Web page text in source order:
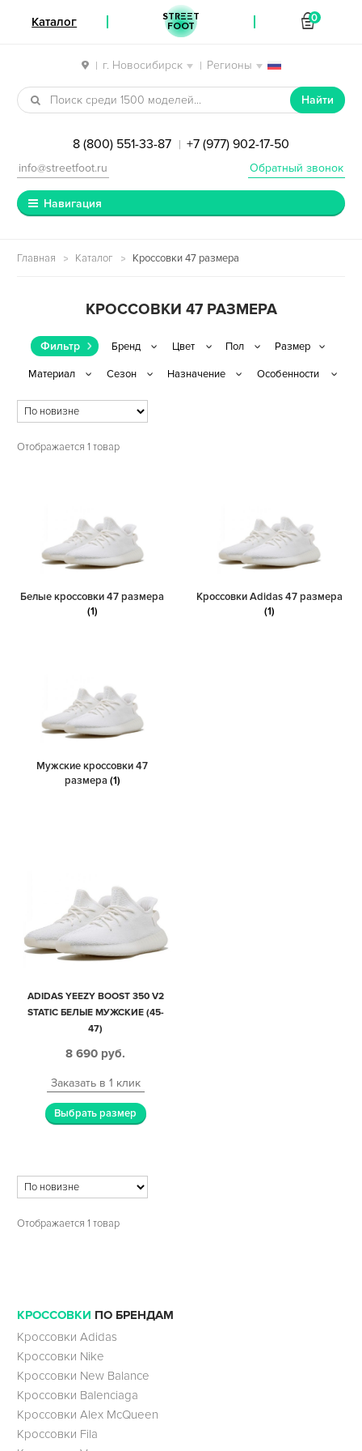
| г. Новосибирск | Регионы
Перейти к навигации
Перейти к содержимому
Найти
8 (800) 551-33-87 | +7 (977) 902-17-50
Обратный звонок
info@streetfoot.ru
Навигация
Главная Каталог Кроссовки 47 размера
КРОССОВКИ 47 РАЗМЕРА
Фильтр
Отображается 1 товар
Белые кроссовки 47 размера
(1)
Кроссовки Adidas 47 размера
(1)
Мужские кроссовки 47
размера (1)
ADIDAS YEEZY BOOST 350 V2
STATIC БЕЛЫЕ МУЖСКИЕ (45-
47)
8 690 руб.
Заказать в 1 клик
Выбрать размер
Отображается 1 товар
КРОССОВКИ ПО БРЕНДАМ
Кроссовки Adidas
Кроссовки Nike
Кроссовки New Balance
Кроссовки Balenciaga
Кроссовки Alex McQueen
Кроссовки Fila
Каталог STREET
FOOT
0